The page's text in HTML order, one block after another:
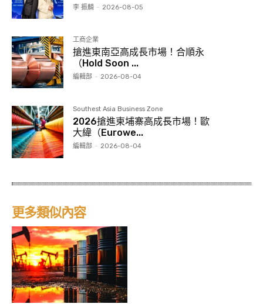
李 振麟 - 2026-08-05
工商企業
搶進東南亞高成長市場！合順永
（Hold Soon ...
編輯部 - 2026-08-04
Southest Asia Business Zone
2026搶進柬埔寨高成長市場！歐
大緯（Eurowe...
編輯部 - 2026-08-04
更多類似內容